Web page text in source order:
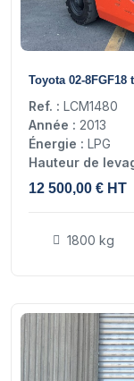
Toyota 02-
Ref. : LCM1480
Année : 2013
Énergie : LPG
Hauteur de
12 500,00 € HT
1800 kg